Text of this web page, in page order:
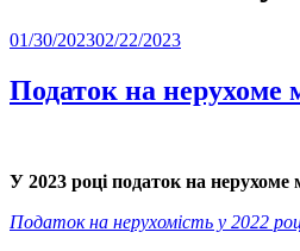
Posted
01/30/202302/22/2023
Податок на нерухоме
У 2023 році податок на нерухоме
Податок на нерухомість у 2022